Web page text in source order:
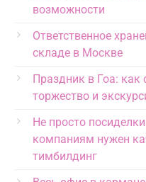
возможности
Ответственное
складе в Москве
Праздник в Гоа: как
торжество и
Не просто
компаниям нужен
тимбилдинг